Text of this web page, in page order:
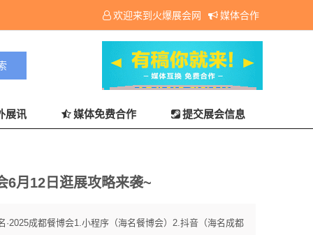
欢迎来到火爆展会网 媒体合作
展讯 媒体免费合作 提交展会信息
6月12日逛展攻略来袭~
·2025成都餐博会1.小程序（海名餐博会）2.抖音（海名成都